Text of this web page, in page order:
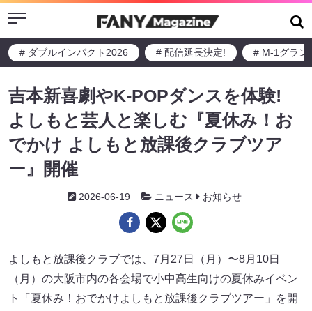
Menu
# ダブルインパクト2026 # 配信延長決定! # M-1グラン
吉本新喜劇やK-POPダンスを体験!
よしもと芸人と楽しむ『夏休み！お
でかけ よしもと放課後クラブツア
ー』開催
2026-06-19 ニュース お知らせ
よしもと放課後クラブでは、7月27日（月）〜8月10日
（月）の大阪市内の各会場で小中高生向けの夏休みイベン
ト「夏休み！おでかけよしもと放課後クラブツアー」を開